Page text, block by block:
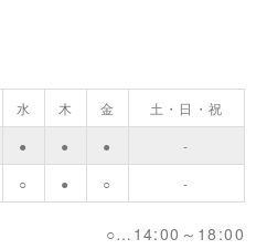
水 木 金
土・日・祝
● ● ●
-
○ ● ○ -
○…14:00～18:00